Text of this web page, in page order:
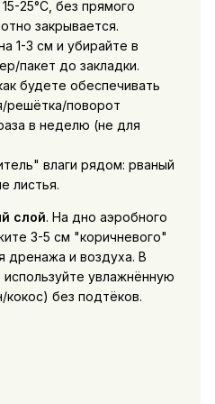
25°C, без прямого
закрывается.
1-3 см и убирайте в
пакет до закладки.
будете обеспечивать
решётка/поворот
в неделю (не для
влаги рядом: рваный
листья.
слой. На дно аэробного
3-5 см "коричневого"
дренажа и воздуха. В
увлажнённую
кокос) без подтёков.